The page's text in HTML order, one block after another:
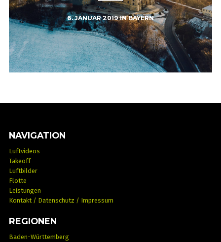
6. JANUAR 2019INBAYERN
NAVIGATION
Luftvideos
Takeoff
Luftbilder
Flotte
Leistungen
Kontakt / Datenschutz / Impressum
REGIONEN
Baden-Württemberg